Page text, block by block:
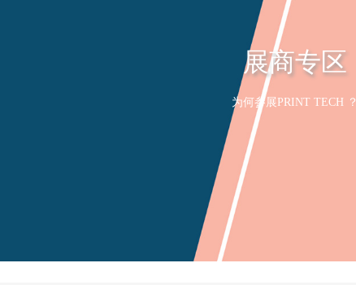
展商专区
为何参展PRINT TECH ？